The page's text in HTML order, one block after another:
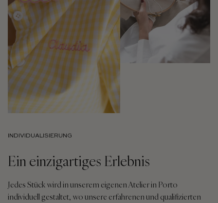
INDIVIDUALISIERUNG
Ein einzigartiges Erlebnis
Jedes Stück wird in unserem eigenen Atelier in Porto
individuell gestaltet, wo unsere erfahrenen und qualifizierten